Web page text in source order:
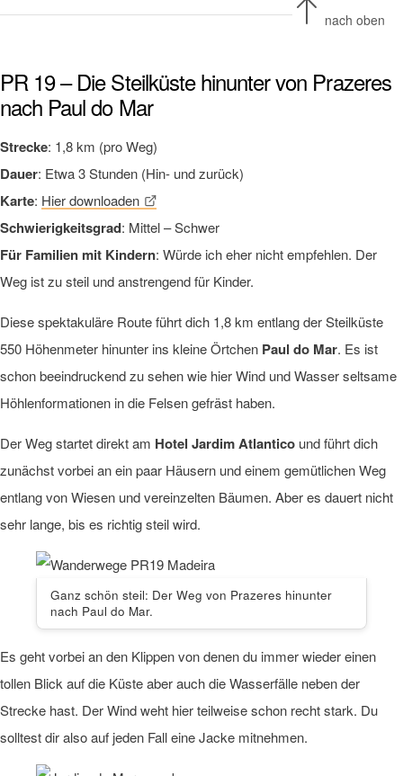
nach oben
PR 19 – Die Steilküste hinunter von Prazeres
nach Paul do Mar
Strecke: 1,8 km (pro Weg)
Dauer: Etwa 3 Stunden (Hin- und zurück)
Karte: Hier downloaden
Schwierigkeitsgrad: Mittel – Schwer
Für Familien mit Kindern: Würde ich eher nicht empfehlen. Der
Weg ist zu steil und anstrengend für Kinder.
Diese spektakuläre Route führt dich 1,8 km entlang der Steilküste
550 Höhenmeter hinunter ins kleine Örtchen Paul do Mar. Es ist
schon beeindruckend zu sehen wie hier Wind und Wasser seltsame
Höhlenformationen in die Felsen gefräst haben.
Der Weg startet direkt am Hotel Jardim Atlantico und führt dich
zunächst vorbei an ein paar Häusern und einem gemütlichen Weg
entlang von Wiesen und vereinzelten Bäumen. Aber es dauert nicht
sehr lange, bis es richtig steil wird.
Ganz schön steil: Der Weg von Prazeres hinunter
nach Paul do Mar.
Es geht vorbei an den Klippen von denen du immer wieder einen
tollen Blick auf die Küste aber auch die Wasserfälle neben der
Strecke hast. Der Wind weht hier teilweise schon recht stark. Du
solltest dir also auf jeden Fall eine Jacke mitnehmen.